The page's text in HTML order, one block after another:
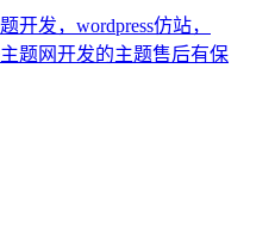
开发，wordpress仿站，
题网开发的主题售后有保